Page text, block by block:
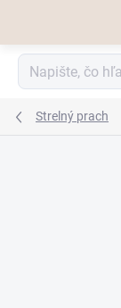
Strelný prach